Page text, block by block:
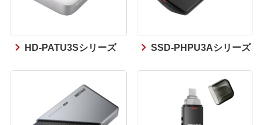
HD-PATU3Sシリーズ SSD-PHPU3Aシリーズ